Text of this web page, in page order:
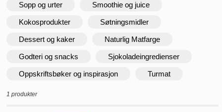
Sopp og urter Smoothie og juice
Kokosprodukter Søtningsmidler
Dessert og kaker Naturlig Matfarge
Godteri og snacks Sjokoladeingredienser
Oppskriftsbøker og inspirasjon Turmat
1 produkter